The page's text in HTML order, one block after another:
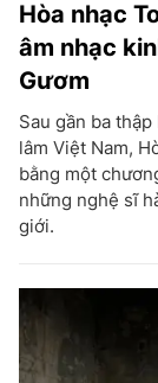
Hòa nhạc
âm nhạc
Gươm
Sau gần ba
lâm Việt Nam,
bằng một
những nghệ sĩ
giới.